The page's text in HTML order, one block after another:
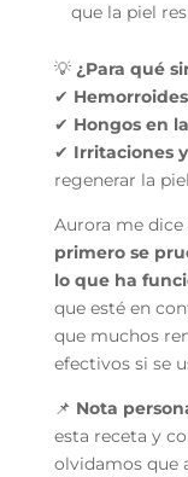
que la piel
💡 ¿Para qué
✔ Hemorroides
✔ Hongos en
✔ Irritaciones
regenerar la
Aurora me dice
primero se
lo que ha
que esté en
que muchos
efectivos si se
📌 Nota
esta receta y
olvidamos que